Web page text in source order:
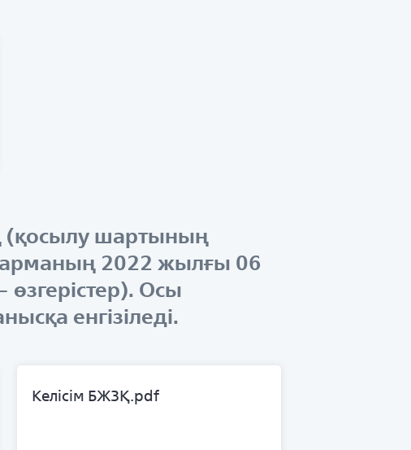
(қосылу шартының
2022 жылғы 06
өзгерістер). Осы
енгізіледі.
Келісім БЖЗҚ.pdf